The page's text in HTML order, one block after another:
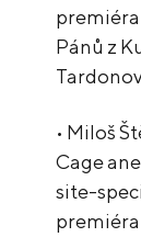
premiéra
Pánů z
• Miloš
Cage
site-
premiéra